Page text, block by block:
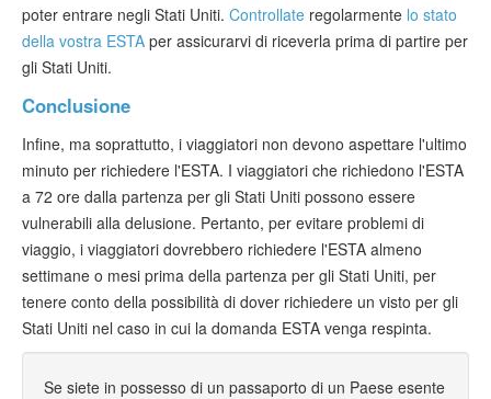
poter entrare negli Stati Uniti. Controllate regolarmente lo stato
della vostra ESTA per assicurarvi di riceverla prima di partire per
gli Stati Uniti.
Conclusione
Infine, ma soprattutto, i viaggiatori non devono aspettare l'ultimo
minuto per richiedere l'ESTA. I viaggiatori che richiedono l'ESTA
a 72 ore dalla partenza per gli Stati Uniti possono essere
vulnerabili alla delusione. Pertanto, per evitare problemi di
viaggio, i viaggiatori dovrebbero richiedere l'ESTA almeno
settimane o mesi prima della partenza per gli Stati Uniti, per
tenere conto della possibilità di dover richiedere un visto per gli
Stati Uniti nel caso in cui la domanda ESTA venga respinta.
Se siete in possesso di un passaporto di un Paese esente